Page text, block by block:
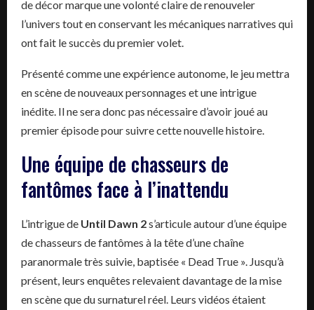
de décor marque une volonté claire de renouveler
l’univers tout en conservant les mécaniques narratives qui
ont fait le succès du premier volet.
Présenté comme une expérience autonome, le jeu mettra
en scène de nouveaux personnages et une intrigue
inédite. Il ne sera donc pas nécessaire d’avoir joué au
premier épisode pour suivre cette nouvelle histoire.
Une équipe de chasseurs de
fantômes face à l’inattendu
L’intrigue de Until Dawn 2s’articule autour d’une équipe
de chasseurs de fantômes à la tête d’une chaîne
paranormale très suivie, baptisée « Dead True ». Jusqu’à
présent, leurs enquêtes relevaient davantage de la mise
en scène que du surnaturel réel. Leurs vidéos étaient